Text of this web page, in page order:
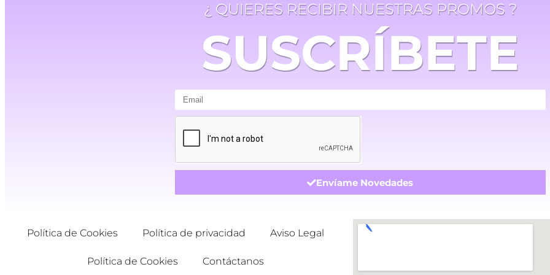
¿ QUIERES RECIBIR NUESTRAS PROMOS ?
SUSCRÍBETE
Envíame Novedades
Política de Cookies Política de privacidad Aviso Legal
Política de Cookies Contáctanos